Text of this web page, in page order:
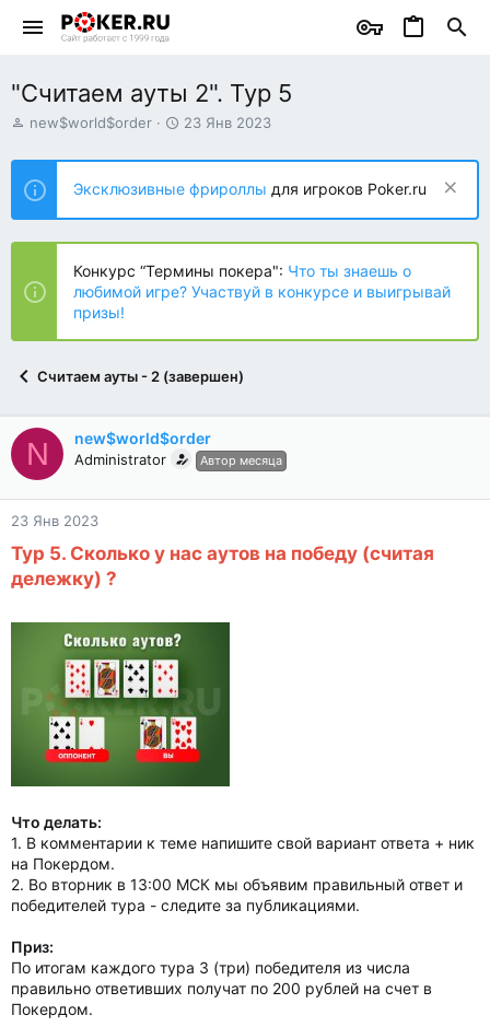
"Считаем ауты 2". Тур 5
А
т
о
р
т
е
ы
new$world$order
Д
т
н
а
ч
л
а
23 Янв 2023
Эксклюзивные фрироллы для игроков Poker.ru
Конкурс “Термины покера": Что ты знаешь о
любимой игре? Участвуй в конкурсе и выигрывай
призы!
Считаем ауты - 2 (завершен)
N new$world$order
Administrator Автор месяца
23 Янв 2023
Тур 5. Сколько у нас аутов на победу (считая
дележку) ?
Что делать:
1. В комментарии к теме напишите свой вариант ответа + ник
на Покердом.
2. Во вторник в 13:00 МСК мы объявим правильный ответ и
победителей тура - следите за публикациями.
Приз:
По итогам каждого тура 3 (три) победителя из числа
правильно ответивших получат по 200 рублей на счет в
Покердом.